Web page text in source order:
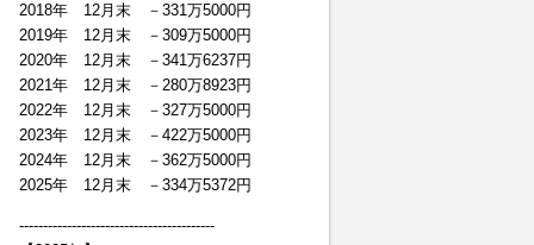
2018年 12月末 －331万5000円
2019年 12月末 －309万5000円
2020年 12月末 －341万6237円
2021年 12月末 －280万8923円
2022年 12月末 －327万5000円
2023年 12月末 －422万5000円
2024年 12月末 －362万5000円
2025年 12月末 －334万5372円
-----------------------------------------